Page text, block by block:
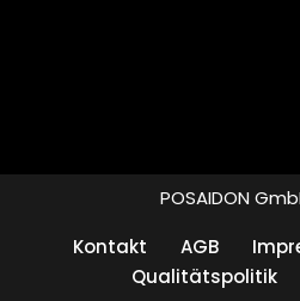
POSAIDON
Kontakt
AGB
Qualitätspolitik